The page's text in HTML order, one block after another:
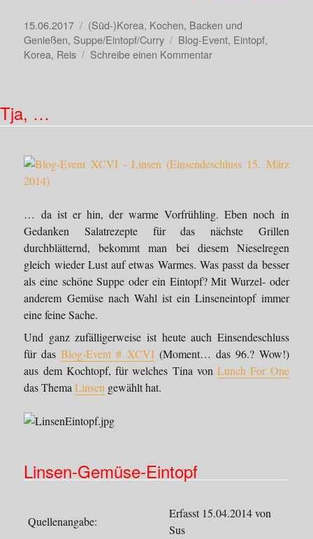
Veröffentlicht
am
15.06.2017 Kategorien
(Süd-)Korea, Kochen, Backen und
Genießen, Suppe/Eintopf/Curry Schlagwörter
Blog-Event, Eintopf,
Korea, Reis Schreibe einen Kommentarzu
Tja, …
… da ist er hin, der warme Vorfrühling. Eben noch in
Gedanken Salatrezepte für das nächste Grillen
durchblätternd, bekommt man bei diesem Nieselregen
gleich wieder Lust auf etwas Warmes. Was passt da besser
als eine schöne Suppe oder ein Eintopf? Mit Wurzel- oder
anderem Gemüse nach Wahl ist ein Linseneintopf immer
eine feine Sache.
Und ganz zufälligerweise ist heute auch Einsendeschluss
für dasBlog-Event # XCVI(Moment… das 96.? Wow!)
aus dem Kochtopf, für welches Tina vonLunch For One
das ThemaLinsen gewählt hat.
Linsen-Gemüse-Eintopf
Quellenangabe:
Erfasst 15.04.2014 von
Sus